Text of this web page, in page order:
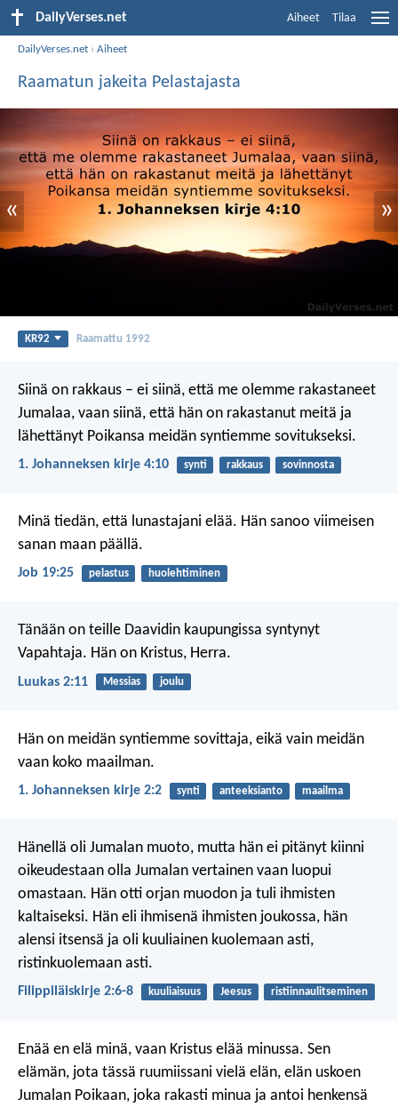
DailyVerses.net Aiheet Tilaa
DailyVerses.net ›Aiheet
Raamatun jakeita Pelastajasta
« »
KR92 Raamattu 1992
Siinä on rakkaus – ei siinä, että me olemme rakastaneet
Jumalaa, vaan siinä, että hän on rakastanut meitä ja
lähettänyt Poikansa meidän syntiemme sovitukseksi.
1. Johanneksen kirje 4:10 synti rakkaus sovinnosta
Minä tiedän, että lunastajani elää. Hän sanoo viimeisen
sanan maan päällä.
Job 19:25 pelastus huolehtiminen
Tänään on teille Daavidin kaupungissa syntynyt
Vapahtaja. Hän on Kristus, Herra.
Luukas 2:11 Messias joulu
Hän on meidän syntiemme sovittaja, eikä vain meidän
vaan koko maailman.
1. Johanneksen kirje 2:2 synti anteeksianto maailma
Hänellä oli Jumalan muoto, mutta hän ei pitänyt kiinni
oikeudestaan olla Jumalan vertainen vaan luopui
omastaan. Hän otti orjan muodon ja tuli ihmisten
kaltaiseksi. Hän eli ihmisenä ihmisten joukossa, hän
alensi itsensä ja oli kuuliainen kuolemaan asti,
ristinkuolemaan asti.
Filippiläiskirje 2:6-8 kuuliaisuus Jeesus ristiinnaulitseminen
Enää en elä minä, vaan Kristus elää minussa. Sen
elämän, jota tässä ruumiissani vielä elän, elän uskoen
Jumalan Poikaan, joka rakasti minua ja antoi henkensä